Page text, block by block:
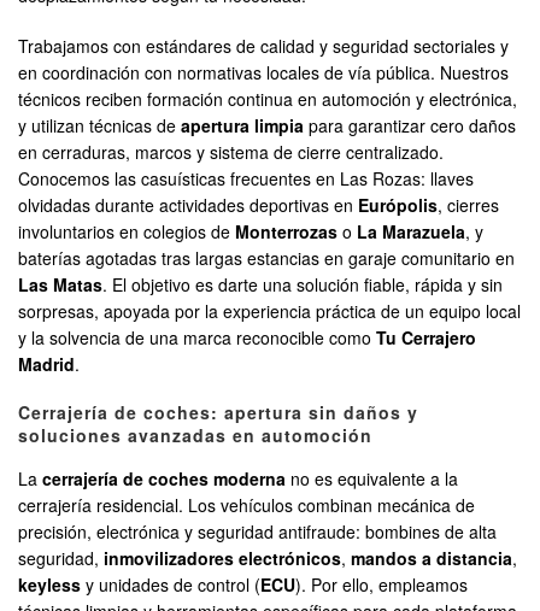
Trabajamos con estándares de calidad y seguridad sectoriales y
en coordinación con normativas locales de vía pública. Nuestros
técnicos reciben formación continua en automoción y electrónica,
y utilizan técnicas de apertura limpia para garantizar cero daños
en cerraduras, marcos y sistema de cierre centralizado.
Conocemos las casuísticas frecuentes en Las Rozas: llaves
olvidadas durante actividades deportivas en Európolis, cierres
involuntarios en colegios de Monterrozas o La Marazuela, y
baterías agotadas tras largas estancias en garaje comunitario en
Las Matas. El objetivo es darte una solución fiable, rápida y sin
sorpresas, apoyada por la experiencia práctica de un equipo local
y la solvencia de una marca reconocible como Tu Cerrajero
Madrid.
Cerrajería de coches: apertura sin daños y
soluciones avanzadas en automoción
La cerrajería de coches moderna no es equivalente a la
cerrajería residencial. Los vehículos combinan mecánica de
precisión, electrónica y seguridad antifraude: bombines de alta
seguridad, inmovilizadores electrónicos, mandos a distancia,
keyless y unidades de control (ECU). Por ello, empleamos